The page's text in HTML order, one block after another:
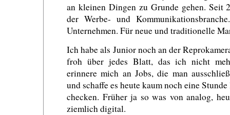
an kleinen Dingen zu Grunde gehen. Seit
der Werbe- und
Unternehmen. Für neue und traditionelle
Ich habe als Junior noch an der
froh über jedes Blatt, das ich nicht
erinnere mich an Jobs, die man
und schaffe es heute kaum noch eine
checken. Früher ja so was von analog,
ziemlich digital.